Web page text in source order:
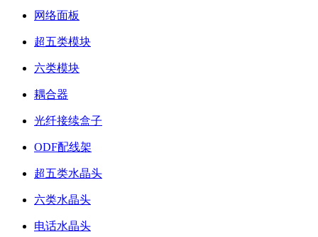
网络面板
超五类模块
六类模块
耦合器
光纤接续盒子
ODF配线架
超五类水晶头
六类水晶头
电话水晶头